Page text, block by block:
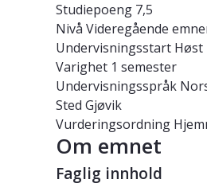
Studiepoeng 7,5
Nivå Videregående
Undervisningsstart Høst
Varighet 1 semester
Undervisningsspråk
Sted Gjøvik
Vurderingsordning
Om emnet
Faglig innhold